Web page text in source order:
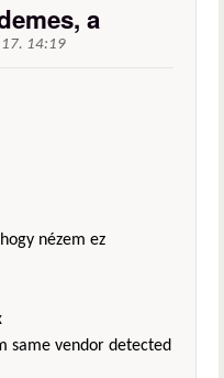
a
14:19
nézem ez
same vendor detected